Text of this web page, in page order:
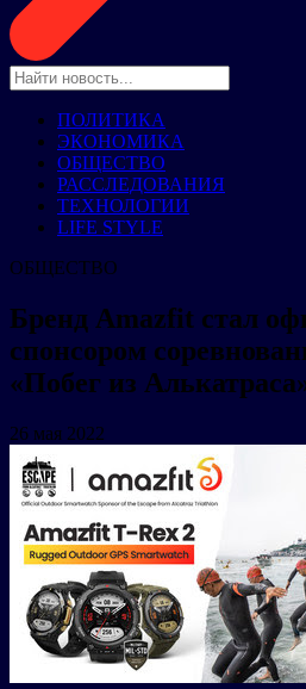
ПОЛИТИКА
ЭКОНОМИКА
ОБЩЕСТВО
РАССЛЕДОВАНИЯ
ТЕХНОЛОГИИ
LIFE STYLE
ОБЩЕСТВО
Бренд Amazfit стал
спонсором
«Побег из
26 мая 2022